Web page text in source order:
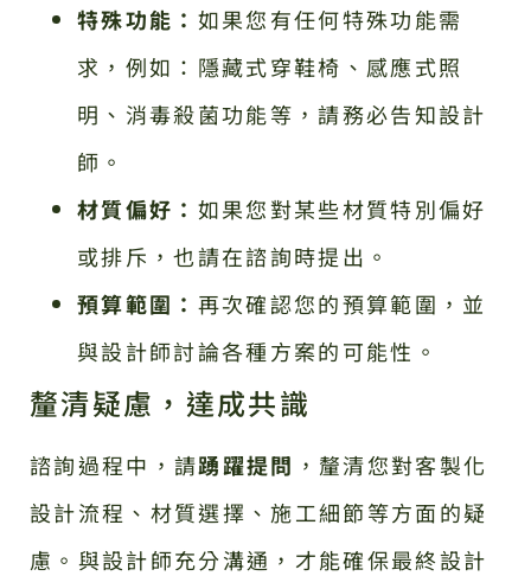
特殊功能： 如果您有任何特殊功能需
求，例如：隱藏式穿鞋椅、感應式照
明、消毒殺菌功能等，請務必告知設計
師。
材質偏好： 如果您對某些材質特別偏好
或排斥，也請在諮詢時提出。
預算範圍： 再次確認您的預算範圍，並
與設計師討論各種方案的可能性。
釐清疑慮，達成共識
諮詢過程中，請踴躍提問 ，釐清您對客製化
設計流程、材質選擇、施工細節等方面的疑
慮。與設計師充分溝通，才能確保最終設計